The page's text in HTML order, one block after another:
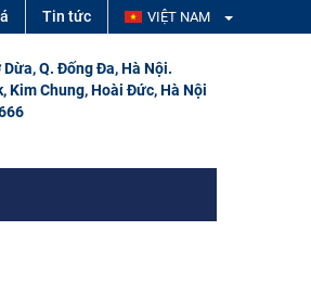
Tin tức VIỆT NAM
Dừa, Q. Đống Đa, Hà Nội.
Kim Chung, Hoài Đức, Hà Nội